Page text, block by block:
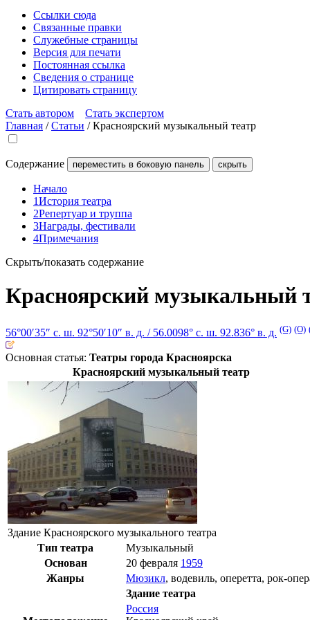
Ссылки сюда
Связанные правки
Служебные страницы
Версия для печати
Постоянная ссылка
Сведения о странице
Цитировать страницу
Стать автором
Стать экспертом
Главная /Статьи /Красноярский музыкальный театр
Содержание переместить в боковую панель скрыть
Начало
1История театра
2Репертуар и труппа
3Награды, фестивали
4Примечания
Скрыть/показать содержание
Красноярский музыкальный
56°00′35″ с. ш. 92°50′10″ в. д. / 56.0098° с. ш. 92.836° в. д. (G) (O)
Основная статья: Театры города Красноярска
Красноярский музыкальный театр
Здание Красноярского музыкального театра
Тип театра
Музыкальный
Основан
20 февраля 1959
Жанры
Мюзикл, водевиль, оперетта, рок-
Здание театра
Россия